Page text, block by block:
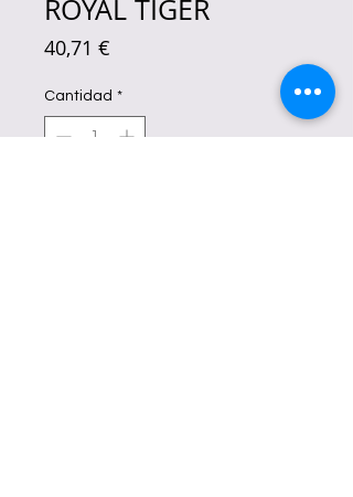
ROYAL TIGER
40,71 €
Cantidad *